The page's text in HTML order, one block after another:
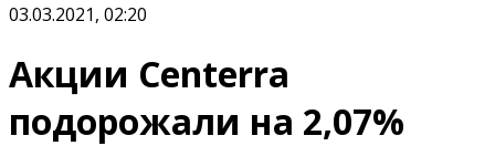
03.03.2021, 02:20
Акции Centerra
подорожали на 2,07%